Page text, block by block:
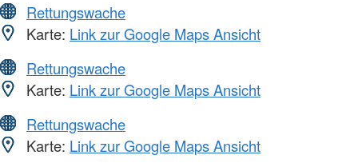
Rettungswache
Karte: Link zur Google Maps Ansicht
Rettungswache
Karte: Link zur Google Maps Ansicht
Rettungswache
Karte: Link zur Google Maps Ansicht